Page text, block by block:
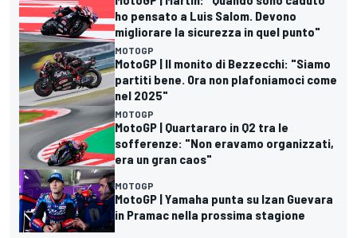
ho pensato a Luis Salom. Devono
migliorare la sicurezza in quel punto"
MOTOGP
MotoGP | Il monito di Bezzecchi: "Siamo
partiti bene. Ora non plafoniamoci come
nel 2025"
MOTOGP
MotoGP | Quartararo in Q2 tra le
sofferenze: "Non eravamo organizzati,
era un gran caos"
MOTOGP
MotoGP | Yamaha punta su Izan Guevara
in Pramac nella prossima stagione